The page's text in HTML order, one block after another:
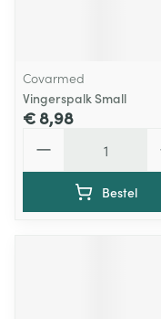
Covarmed
Vingerspalk Small
€ 8,98
Bestel